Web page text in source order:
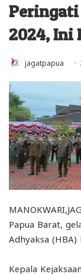
Peringati
2024, Ini
jagatpapua
Papua Barat,
Adhyaksa
Kepala